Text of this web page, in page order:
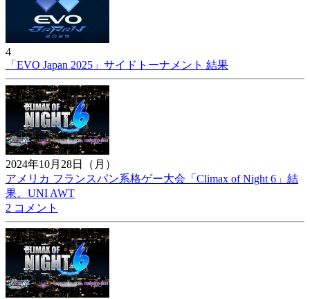
4
「EVO Japan 2025」サイドトーナメント 結果
2024年10月28日（月）
アメリカ フランスパン系格ゲー大会「Climax of Night 6」結
果。UNI AWT
2 コメント